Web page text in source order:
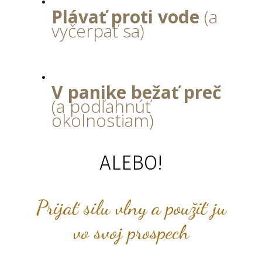
Plávať proti vode (a
vyčerpať sa)
V panike bežať preč
(a podľahnúť
okolnostiam)
ALEBO!
Prijať silu vlny a použiť ju
vo svoj prospech